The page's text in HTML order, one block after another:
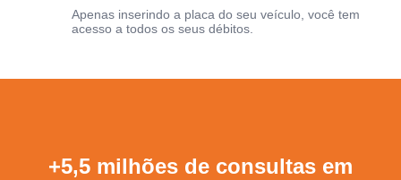
Apenas inserindo a placa do seu veículo, você tem
acesso a todos os seus débitos.
+5,5 milhões de consultas em